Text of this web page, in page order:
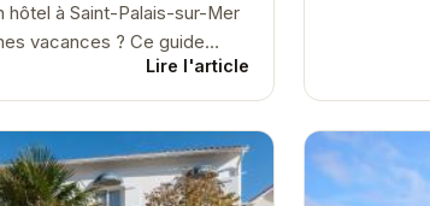
hôtel à Saint-Palais-sur-Mer
? Ce guide
une sélection des
d...
Lire l'article